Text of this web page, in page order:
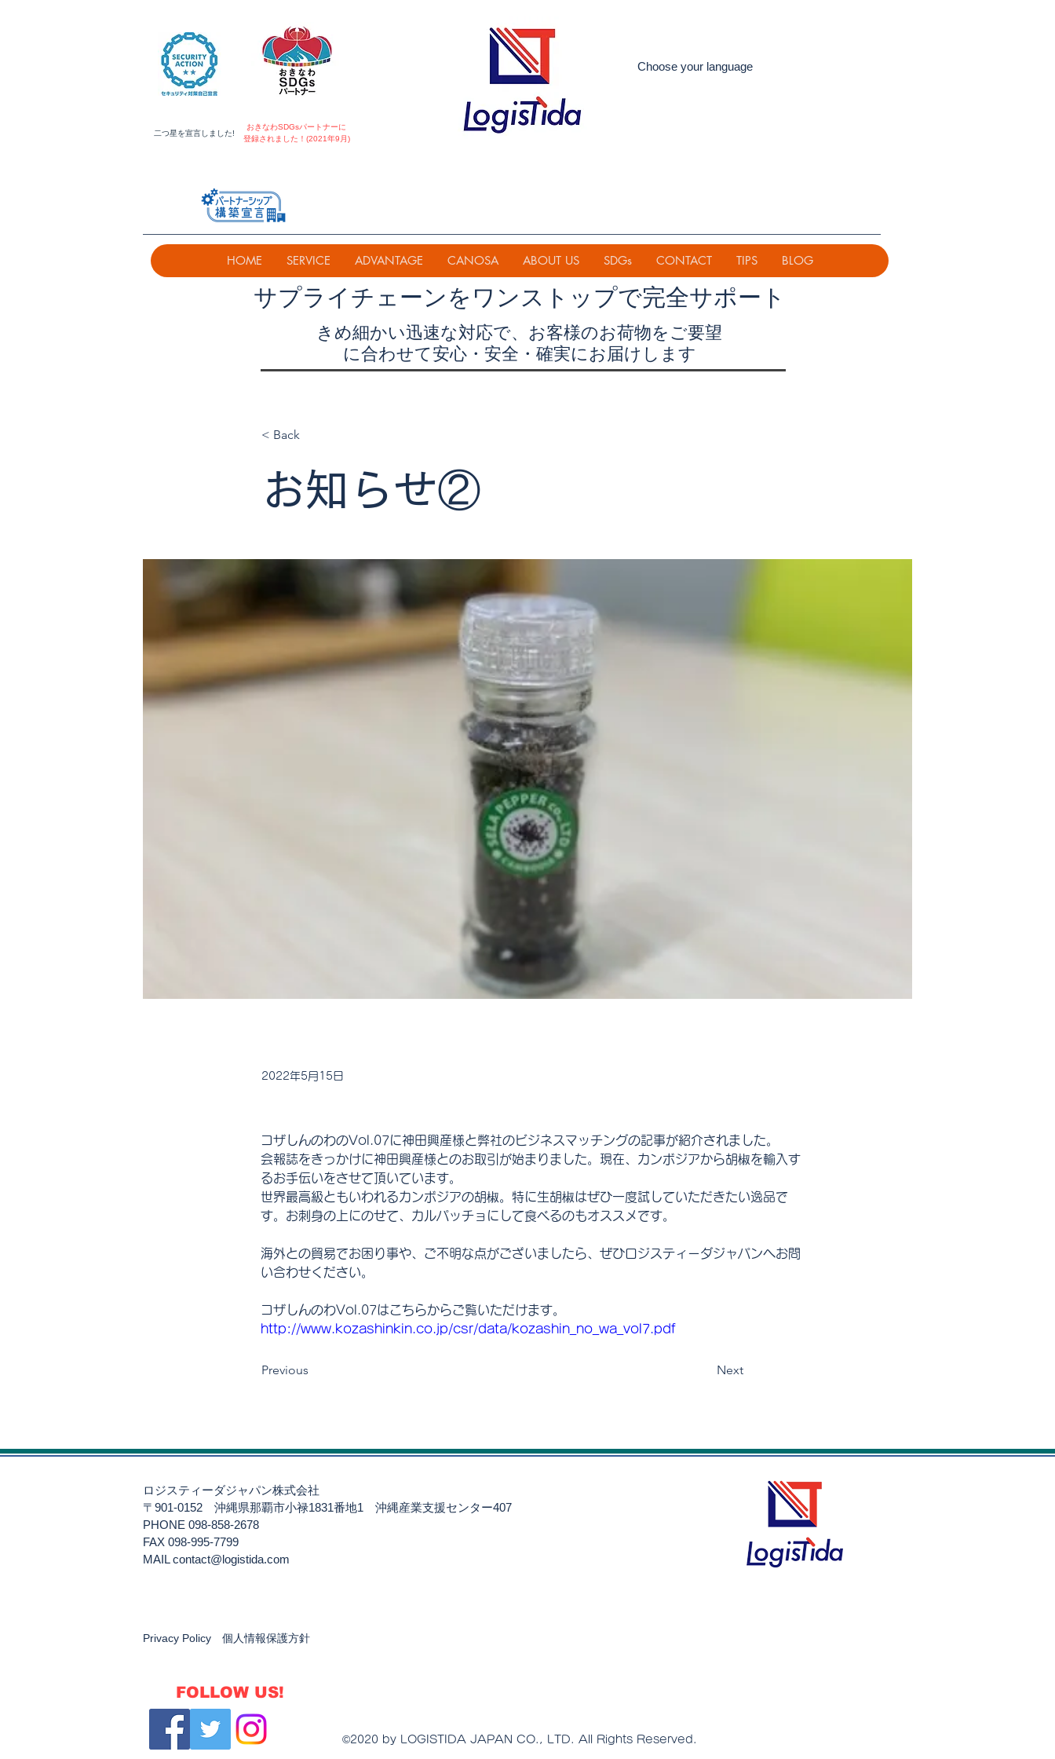
​二つ星を宣言しました!
おきなわSDGsパートナーに
登録されました！(2021年9月)
Choose your language
HOME SERVICE ADVANTAGE CANOSA ABOUT US SDGs CONTACT TIPS BLOG
​サプライチェーンを ワンストップで完全サポート
きめ細かい迅速な対応で、お客様のお荷物をご要望
に合わせて安心・安全・確実にお届けします
< Back
お知らせ②
2022年5月15日
コザしんのわのVol.07に神田興産様と弊社のビジネスマッチングの記事が紹介されました。
会報誌をきっかけに神田興産様とのお取引が始まりました。現在、カンボジアから胡椒を輸入す
るお手伝いをさせて頂いています。
世界最高級ともいわれるカンボジアの胡椒。特に生胡椒はぜひ一度試していただきたい逸品で
す。お刺身の上にのせて、カルパッチョにして食べるのもオススメです。
海外との貿易でお困り事や、ご不明な点がございましたら、ぜひロジスティーダジャパンへお問
い合わせください。
コザしんのわVol.07はこちらからご覧いただけます。
http://www.kozashinkin.co.jp/csr/data/kozashin_no_wa_vol7.pdf
Previous Next
ロジスティーダジャパン株式会社
〒901-0152 沖縄県那覇市小禄1831番地1 沖縄産業支援センター407
PHONE 098-858-2678
FAX 098-995-7799
​MAILcontact@logistida.com
Privacy Policy 個人情報保護方針
FOLLOW US!
©2020 by LOGISTIDA JAPAN CO., LTD. All Rights Reserved.